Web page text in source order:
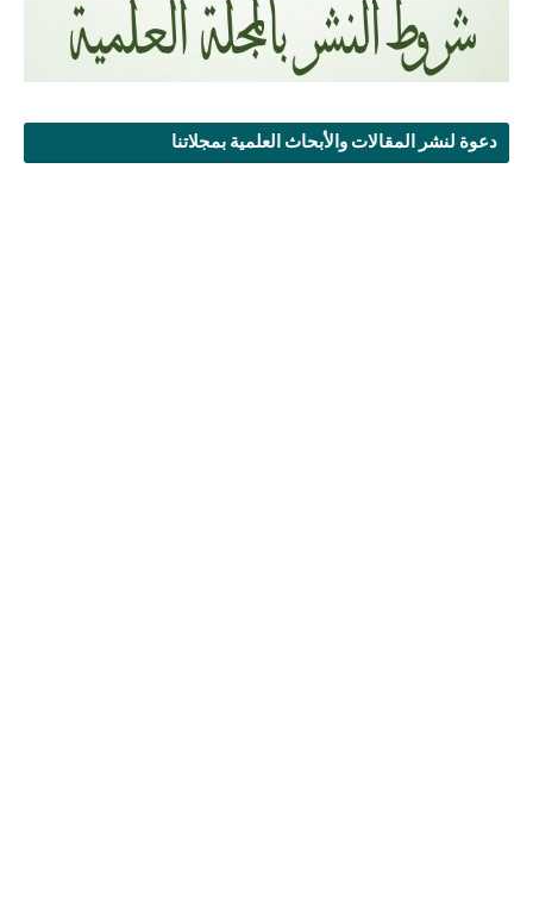
دعوة لنشر المقالات والأبحاث العلمية بمجلاتنا